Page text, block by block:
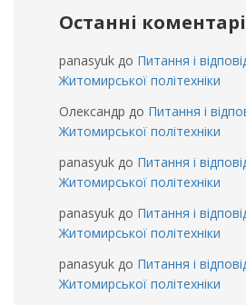
Останні коментарі
panasyuk до Питання і
Житомирської політехніки
Олександр до Питання і
Житомирської політехніки
panasyuk до Питання і
Житомирської політехніки
panasyuk до Питання і
Житомирської політехніки
panasyuk до Питання і
Житомирської політехніки